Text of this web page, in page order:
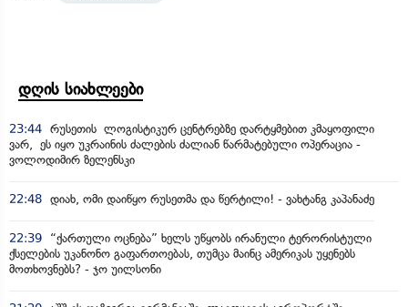
დღის სიახლეები
23:44 რუსეთის ლოგისტიკურ ცენტრებზე დარტყმებით კმაყოფილი
ვარ, ეს იყო უკრაინის ძალების ძალიან წარმატებული ოპერაცია -
ვოლოდიმირ ზელენსკი
22:48 დიახ, ომი დაიწყო რუსეთმა და წერტილი! - ვახტანგ კაპანაძე
22:39
“ქართული ოცნება” ხელს უწყობს ირანული ტერორისტული
ქსელების უკანონო გაფართოებას, თუმცა მაინც ამერიკას უყენებს
მოთხოვნებს? - ჯო უილსონი